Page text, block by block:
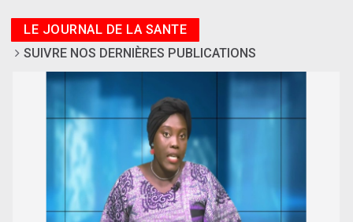
LE JOURNAL DE LA SANTE
SUIVRE NOS DERNIÈRES PUBLICATIONS